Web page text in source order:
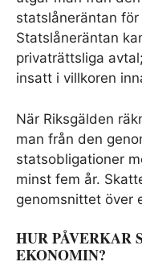
statslåneräntan
Statslåneräntan
privaträttsliga
insatt i villkoren
När Riksgälden
man från den
statsobligationer
minst fem år.
genomsnittet över
HUR PÅVERKAR
EKONOMIN?